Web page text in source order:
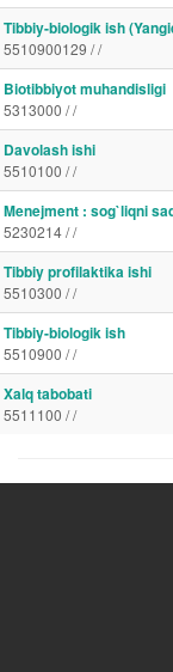
Tibbiy-biologik ish
5510900129 / /
Biotibbiyot muhandisligi
5313000 / /
Davolash ishi
5510100 / /
Menejment : sog`liqni
5230214 / /
Tibbiy profilaktika ishi
5510300 / /
Tibbiy-biologik ish
5510900 / /
Xalq tabobati
5511100 / /